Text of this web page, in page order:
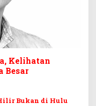
Kelihatan
Besar
Bukan di Hulu